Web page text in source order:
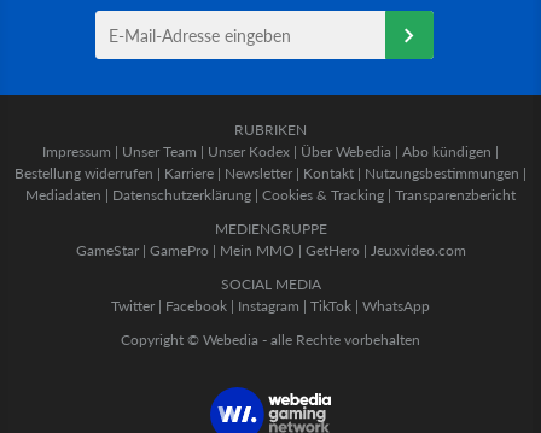
RUBRIKEN
Impressum | Unser Team | Unser Kodex | Über Webedia | Abo kündigen |
Bestellung widerrufen | Karriere | Newsletter | Kontakt | Nutzungsbestimmungen |
Mediadaten | Datenschutzerklärung | Cookies & Tracking | Transparenzbericht
MEDIENGRUPPE
GameStar| GamePro | Mein MMO | GetHero | Jeuxvideo.com
SOCIAL MEDIA
Twitter | Facebook | Instagram | TikTok | WhatsApp
Copyright © Webedia - alle Rechte vorbehalten